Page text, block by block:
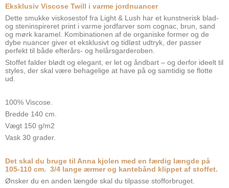
Eksklusiv Viscose Twill i varme jordnuancer
Dette smukke viskosestof fra Light & Lush har et kunstnerisk blad-
og steninspireret print i varme jordfarver som cognac, brun, sand
og mørk karamel. Kombinationen af de organiske former og de
dybe nuancer giver et eksklusivt og tidløst udtryk, der passer
perfekt til både efterårs- og helårsgarderoben.
Stoffet falder blødt og elegant, er let og åndbart – og derfor ideelt til
styles, der skal være behagelige at have på og samtidig se flotte
ud.
100% Viscose.
Bredde 140 cm.
Vægt 150 g/m2
Vask 30 grader.
Det skal du bruge til Anna kjolen med en færdig længde på
105-110 cm. 3/4 lange ærmer og kantebånd klippet af stoffet.
Ønsker du en anden længde skal du tilpasse stofforbruget.